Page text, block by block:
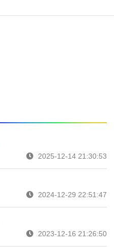
2025-12-14 21:30:53
2024-12-29 22:51:47
2023-12-16 21:26:50